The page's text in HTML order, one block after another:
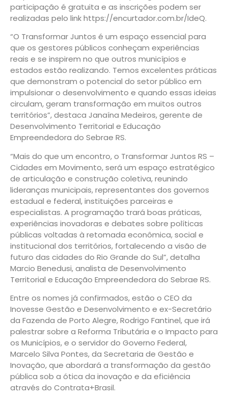
participação é gratuita e as inscrições podem ser
realizadas pelo link https://encurtador.com.br/IdeQ.
“O Transformar Juntos é um espaço essencial para
que os gestores públicos conheçam experiências
reais e se inspirem no que outros municípios e
estados estão realizando. Temos excelentes práticas
que demonstram o potencial do setor público em
impulsionar o desenvolvimento e quando essas ideias
circulam, geram transformação em muitos outros
territórios”, destaca Janaína Medeiros, gerente de
Desenvolvimento Territorial e Educação
Empreendedora do Sebrae RS.
“Mais do que um encontro, o Transformar Juntos RS –
Cidades em Movimento, será um espaço estratégico
de articulação e construção coletiva, reunindo
lideranças municipais, representantes dos governos
estadual e federal, instituições parceiras e
especialistas. A programação trará boas práticas,
experiências inovadoras e debates sobre políticas
públicas voltadas à retomada econômica, social e
institucional dos territórios, fortalecendo a visão de
futuro das cidades do Rio Grande do Sul”, detalha
Marcio Benedusi, analista de Desenvolvimento
Territorial e Educação Empreendedora do Sebrae RS.
Entre os nomes já confirmados, estão o CEO da
Inovesse Gestão e Desenvolvimento e ex-Secretário
da Fazenda de Porto Alegre, Rodrigo Fantinel, que irá
palestrar sobre a Reforma Tributária e o Impacto para
os Municípios, e o servidor do Governo Federal,
Marcelo Silva Pontes, da Secretaria de Gestão e
Inovação, que abordará a transformação da gestão
pública sob a ótica da inovação e da eficiência
através do Contrata+Brasil.